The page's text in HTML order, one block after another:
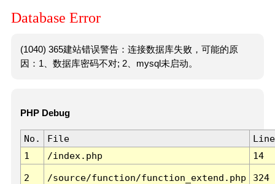
Database Error
(1040) 365建站错误警告：连接数据库失败，可能的原
因：1、数据库密码不对; 2、mysql未启动。
PHP Debug
No. File
Line
1
/index.php 14
2 /source/function/function_extend.php 324